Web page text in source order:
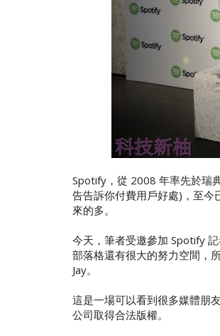
Spotify，從 2008 年率先於瑞
告告訴你付費用戶好處)，至
來的多。
今天，筆者受邀參加 Spotify
部落格還有很大的努力空間，
Jay。
這是一場可以看到很多媒體朋
公司取得合法版權。